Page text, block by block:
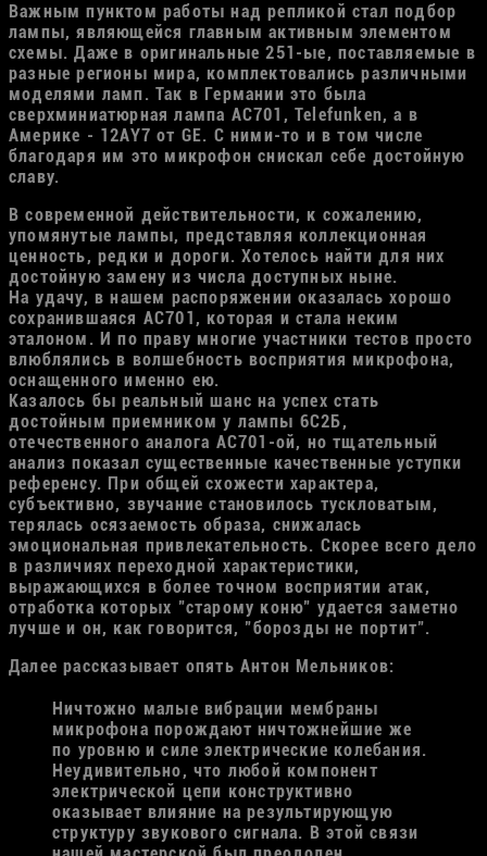
Важным пунктом работы над репликой стал подбор
лампы, являющейся главным активным элементом
схемы. Даже в оригинальные 251-ые, поставляемые в
разные регионы мира, комплектовались различными
моделями ламп. Так в Германии это была
сверхминиатюрная лампа AC701, Telefunken, а в
Америке - 12AY7 от GE. С ними-то и в том числе
благодаря им это микрофон снискал себе достойную
славу.
В современной действительности, к сожалению,
упомянутые лампы, представляя коллекционная
ценность, редки и дороги. Хотелось найти для них
достойную замену из числа доступных ныне.
На удачу, в нашем распоряжении оказалась хорошо
сохранившаяся AC701, которая и стала неким
эталоном. И по праву многие участники тестов просто
влюблялись в волшебность восприятия микрофона,
оснащенного именно ею.
Казалось бы реальный шанс на успех стать
достойным приемником у лампы 6С2Б,
отечественного аналога АС701-ой, но тщательный
анализ показал существенные качественные уступки
референсу. При общей схожести характера,
субъективно, звучание становилось тускловатым,
терялась осязаемость образа, снижалась
эмоциональная привлекательность. Скорее всего дело
в различиях переходной характеристики,
выражающихся в более точном восприятии атак,
отработка которых "старому коню" удается заметно
лучше и он, как говорится, "борозды не портит".
Далее рассказывает опять Антон Мельников:
Ничтожно малые вибрации мембраны
микрофона порождают ничтожнейшие же
по уровню и силе электрические колебания.
Неудивительно, что любой компонент
электрической цепи конструктивно
оказывает влияние на результирующую
структуру звукового сигнала. В этой связи